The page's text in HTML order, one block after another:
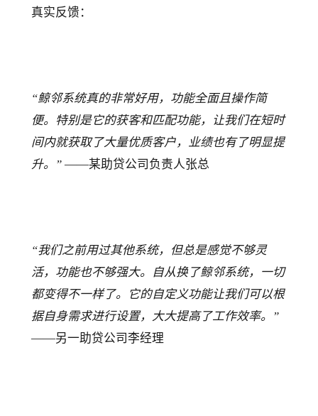
真实反馈：
“鲸邻系统真的非常好用，功能全面且操作简
便。特别是它的获客和匹配功能，让我们在短时
间内就获取了大量优质客户，业绩也有了明显提
升。” ——某助贷公司负责人张总
“我们之前用过其他系统，但总是感觉不够灵
活，功能也不够强大。自从换了鲸邻系统，一切
都变得不一样了。它的自定义功能让我们可以根
据自身需求进行设置，大大提高了工作效率。”
——另一助贷公司李经理